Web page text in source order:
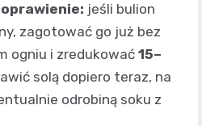
jeśli bulion
zagotować go już bez
ogniu i zredukować 15–
solą dopiero teraz, na
odrobiną soku z